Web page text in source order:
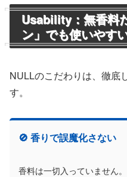
Usability：無香料
ン」でも使いやす
NULLのこだわりは、徹底
す。
🚫 香りで誤魔化さない
香料は一切入っていません。